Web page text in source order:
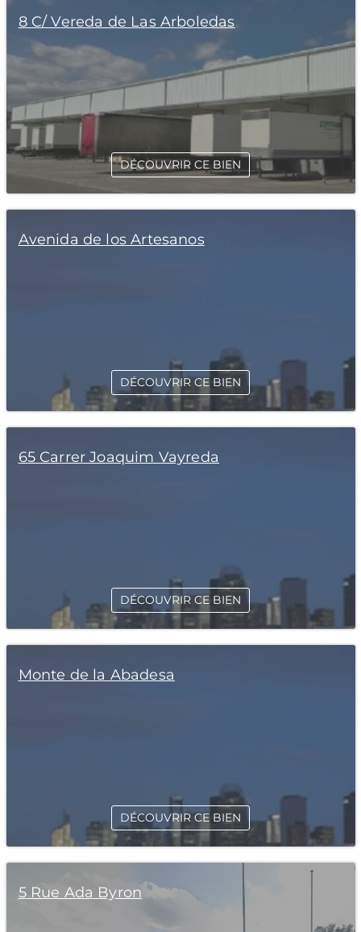
8 C/ Vereda de Las Arboledas
DÉCOUVRIR CE BIEN
Avenida de los Artesanos
DÉCOUVRIR CE BIEN
65 Carrer Joaquim Vayreda
DÉCOUVRIR CE BIEN
Monte de la Abadesa
DÉCOUVRIR CE BIEN
5 Rue Ada Byron